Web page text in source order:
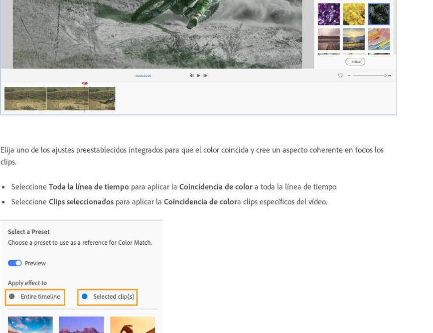
Elija uno de los ajustes preestablecidos integrados para que el color coincida y cree un aspecto coherente en todos los
clips.
Seleccione Toda la línea de tiempo para aplicar la Coincidencia de color a toda la línea de tiempo.
Seleccione Clips seleccionados para aplicar la Coincidencia de colora clips específicos del vídeo.